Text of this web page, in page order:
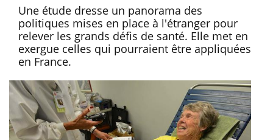
Une étude dresse un panorama des
politiques mises en place à l'étranger pour
relever les grands défis de santé. Elle met en
exergue celles qui pourraient être appliquées
en France.